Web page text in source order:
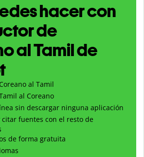
hacer con
de
al Tamil de
al Tamil
al Coreano
sin descargar ninguna aplicación
citar fuentes con el resto de
de forma gratuita